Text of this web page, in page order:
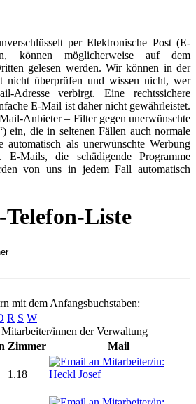
per Elektronische Post (E-
können möglicherweise auf dem
gelesen werden. Wir können in der
nicht überprüfen und wissen nicht, wer
Adresse verbirgt. Eine rechtssichere
E-Mail ist daher nicht gewährleistet.
Anbieter – Filter gegen unerwünschte
ein, die in seltenen Fällen auch normale
automatisch als unerwünschte Werbung
E-Mails, die schädigende Programme
von uns in jedem Fall automatisch
Liste
mit dem Anfangsbuchstaben:
R S W
innen der Verwaltung
Zimmer
Mail
1.18